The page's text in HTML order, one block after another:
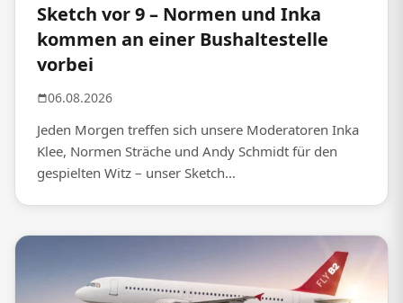
Sketch vor 9 – Normen und Inka
kommen an einer Bushaltestelle
vorbei
06.08.2026
Jeden Morgen treffen sich unsere Moderatoren Inka
Klee, Normen Sträche und Andy Schmidt für den
gespielten Witz – unser Sketch...